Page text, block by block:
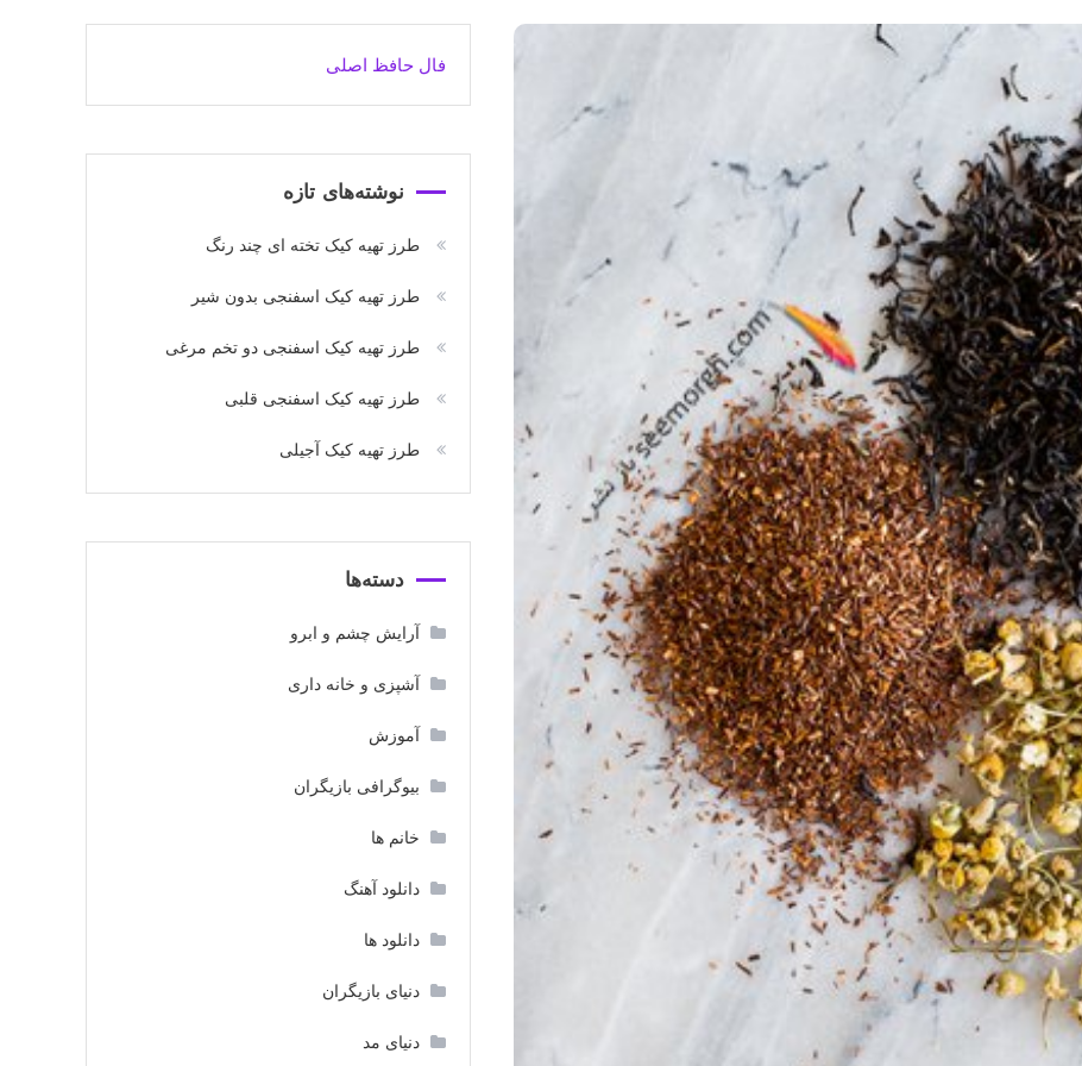
فال حافظ اصلی
نوشته‌های تازه
طرز تهیه کیک تخته ای چند رنگ
طرز تهیه کیک اسفنجی بدون شیر
طرز تهیه کیک اسفنجی دو تخم مرغی
طرز تهیه کیک اسفنجی قلبی
طرز تهیه کیک آجیلی
دسته‌ها
آرایش چشم و ابرو
آشپزی و خانه داری
آموزش
بیوگرافی بازیگران
خانم ها
دانلود آهنگ
دانلود ها
دنیای بازیگران
دنیای مد